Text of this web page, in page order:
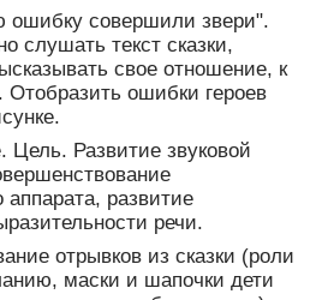
ошибку совершили звери".
слушать текст сказки,
свое отношение, к
Отобразить ошибки героев
Цель. Развитие звуковой
аппарата, развитие
речи.
отрывков из сказки (роли
маски и шапочки дети